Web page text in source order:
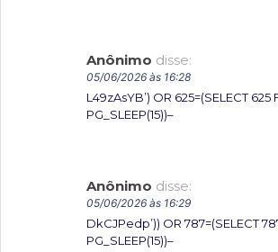
Anônimo disse:
05/06/2026 às 16:28
L49zAsYB’) OR 625=(SELECT 625
PG_SLEEP(15))–
Anônimo disse:
05/06/2026 às 16:29
DkCJPedp’)) OR 787=(SELECT
PG_SLEEP(15))–